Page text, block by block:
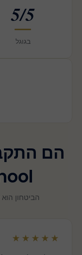
5/5
בגוגל
הביטחון הוא
★★★★★